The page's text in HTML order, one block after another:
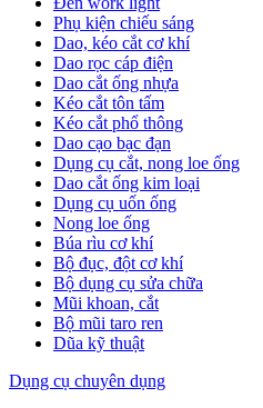
Phụ kiện chiếu sáng
Dao, kéo cắt cơ khí
Dao rọc cáp điện
Dao cắt ống nhựa
Kéo cắt tôn tấm
Kéo cắt phổ thông
Dao cạo bạc đạn
Dụng cụ cắt, nong loe ống
Dao cắt ống kim loại
Dụng cụ uốn ống
Nong loe ống
Búa rìu cơ khí
Bộ đục, đột cơ khí
Bộ dụng cụ sửa chữa
Mũi khoan, cắt
Bộ mũi taro ren
Dũa kỹ thuật
Dụng cụ chuyên dụng